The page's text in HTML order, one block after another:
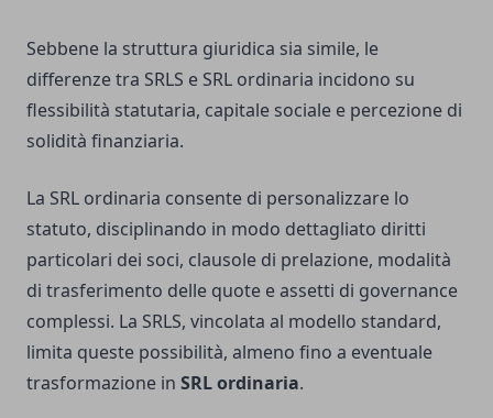
Sebbene la struttura giuridica sia simile, le
differenze tra SRLS e SRL ordinaria incidono su
flessibilità statutaria, capitale sociale e percezione di
solidità finanziaria.
La SRL ordinaria consente di personalizzare lo
statuto, disciplinando in modo dettagliato diritti
particolari dei soci, clausole di prelazione, modalità
di trasferimento delle quote e assetti di governance
complessi. La SRLS, vincolata al modello standard,
limita queste possibilità, almeno fino a eventuale
trasformazione in SRL ordinaria.